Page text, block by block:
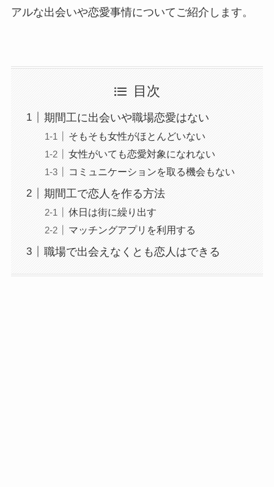
アルな出会いや恋愛事情についてご紹介します。
目次
期間工に出会いや職場恋愛はない
そもそも女性がほとんどいない
女性がいても恋愛対象になれない
コミュニケーションを取る機会もない
期間工で恋人を作る方法
休日は街に繰り出す
マッチングアプリを利用する
職場で出会えなくとも恋人はできる